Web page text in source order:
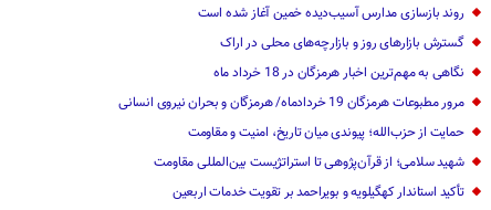
روند بازسازی مدارس آسیب‌دیده خمین آغاز شده است
گسترش بازارهای روز و بازارچه‌های محلی در اراک
نگاهی به مهم‌ترین اخبار هرمزگان در‌ 18 خرداد ماه
مرور مطبوعات هرمزگان 19 خردادماه/ هرمزگان و بحران نیروی انسانی
حمایت از حزب‌الله؛ پیوندی میان تاریخ، امنیت و مقاومت
شهید سلامی؛ از قرآن‌پژوهی تا استراتژیست بین‌المللی مقاومت
تأکید استاندار کهگیلویه و بویراحمد بر تقویت خدمات اربعین